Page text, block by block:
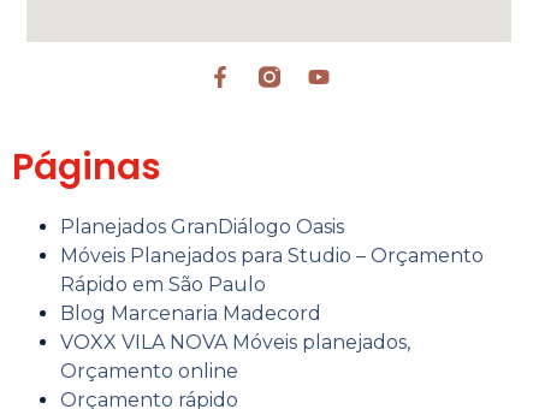
Páginas
Planejados GranDiálogo Oasis
Móveis Planejados para Studio – Orçamento
Rápido em São Paulo
Blog Marcenaria Madecord
VOXX VILA NOVA Móveis planejados,
Orçamento online
Orçamento rápido